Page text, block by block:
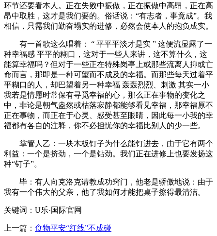
环节还要看本人。正在失败中振做，正在振做中高昂，正在高
昂中取胜，这才是我们要的。俗话说：“有志者，事竟成”。我
相信，只需我们勤奋塌实的进修，必然会使本人的抱负成实。
有一首歌这么唱着： “ 平平平淡才是实 ” 这便流显露了一
种幸福感 平平的糊口，这对于一些人来讲，这不算什么，这
能算幸福吗？但对于一些正在特殊岗亭上或那些流离人抑或亡
命而言，那即是一种可望而不成及的幸福。而那些每天过着平
平糊口的人，却巴望着另一种幸福 轰轰烈烈、刺激 其实一小
我若是情愿时常保有寻觅幸福的心，那么正在事物的变化之
中，非论是朝气盎然或枯落寂静都能够看见幸福，那幸福原不
正在事物，而正在于心灵、感受甚至眼睛，因此每一小我的幸
福都有各自的注释，你不必担忧你的幸福比别人的少一些。
掌管人乙：一块木板钉子为什么能钉进去，由于它有两个
利益：一个是挤劲，一个是钻劲。我们正在进修上也要发扬这
种“钉子”。
毕：有人向克洛克请教成功窍门，他老是骄傲地说：由于
我有一个伟大的父亲，他了我如何才能把桌子擦得最清洁。
关键词：U乐·国际官网
上一篇： 食物平安“红线”不成碰